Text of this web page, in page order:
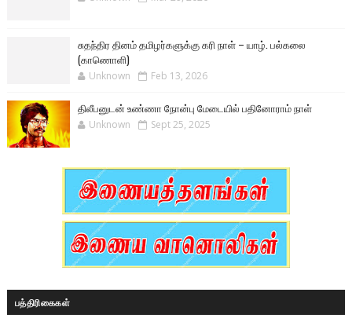
சுதந்திர தினம் தமிழர்களுக்கு கரி நாள் – யாழ். பல்கலை
(காணொளி)
Unknown Feb 13, 2026
திலீபனுடன் உண்ணா நோன்பு மேடையில் பதினோராம் நாள்
Unknown Sept 25, 2025
பத்திரிகைகள்